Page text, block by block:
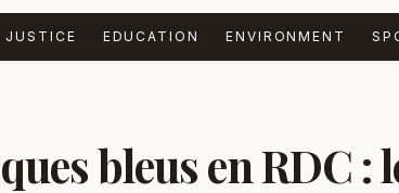
JUSTICE EDUCATION ENVIRONMENT
bleus en RDC :